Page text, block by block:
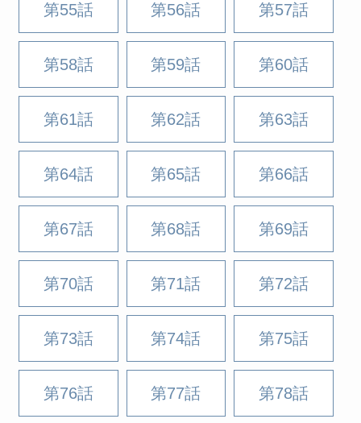
第55話 第56話 第57話
第58話 第59話 第60話
第61話 第62話 第63話
第64話 第65話 第66話
第67話 第68話 第69話
第70話 第71話 第72話
第73話 第74話 第75話
第76話 第77話 第78話